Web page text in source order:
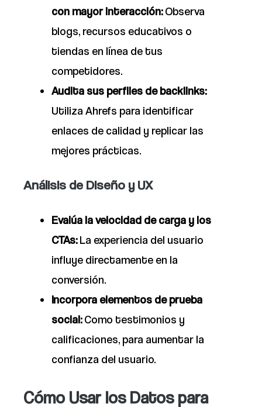
con mayor interacción:Observa
blogs, recursos educativos o
tiendas en línea de tus
competidores.
Audita sus perfiles de backlinks:
Utiliza Ahrefs para identificar
enlaces de calidad y replicar las
mejores prácticas.
Análisis de Diseño y UX
Evalúa la velocidad de carga y los
CTAs:La experiencia del usuario
influye directamente en la
conversión.
Incorpora elementos de prueba
social:Como testimonios y
calificaciones, para aumentar la
confianza del usuario.
Cómo Usar los Datos para